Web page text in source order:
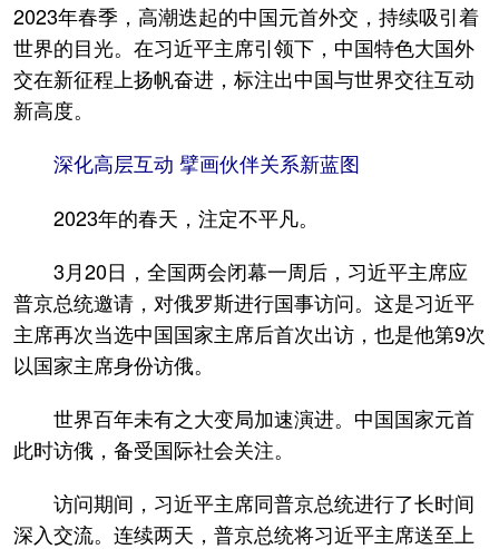
2023年春季，高潮迭起的中国元首外交，持续吸引着
世界的目光。在习近平主席引领下，中国特色大国外
交在新征程上扬帆奋进，标注出中国与世界交往互动
新高度。
深化高层互动 擘画伙伴关系新蓝图
2023年的春天，注定不平凡。
3月20日，全国两会闭幕一周后，习近平主席应
普京总统邀请，对俄罗斯进行国事访问。这是习近平
主席再次当选中国国家主席后首次出访，也是他第9次
以国家主席身份访俄。
世界百年未有之大变局加速演进。中国国家元首
此时访俄，备受国际社会关注。
访问期间，习近平主席同普京总统进行了长时间
深入交流。连续两天，普京总统将习近平主席送至上